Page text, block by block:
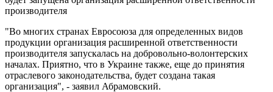
производителя
"Во многих странах Евросоюза для определенных видов
продукции организация расширенной ответственности
производителя запускалась на добровольно-волонтерских
началах. Приятно, что в Украине также, еще до принятия
отраслевого законодательства, будет создана такая
организация", - заявил Абрамовский.